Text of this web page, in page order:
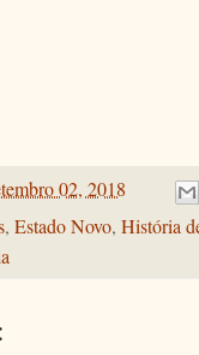
02, 2018
, Estado Novo, História